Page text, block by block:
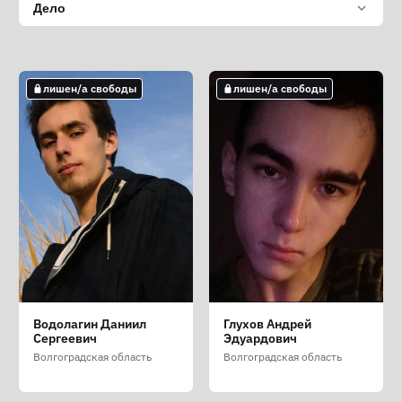
Дело
лишен/а свободы
Водолагин Даниил
Сергеевич
Волгоградская область
лишен/а свободы
Глухов Андрей
Эдуардович
Волгоградская область